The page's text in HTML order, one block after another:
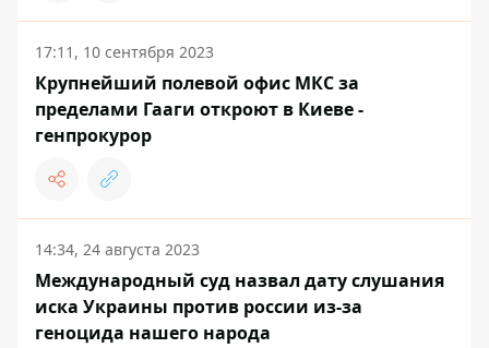
17:11, 10 сентября 2023
Крупнейший полевой офис МКС за
пределами Гааги откроют в Киеве -
генпрокурор
14:34, 24 августа 2023
Международный суд назвал дату слушания
иска Украины против россии из-за
геноцида нашего народа